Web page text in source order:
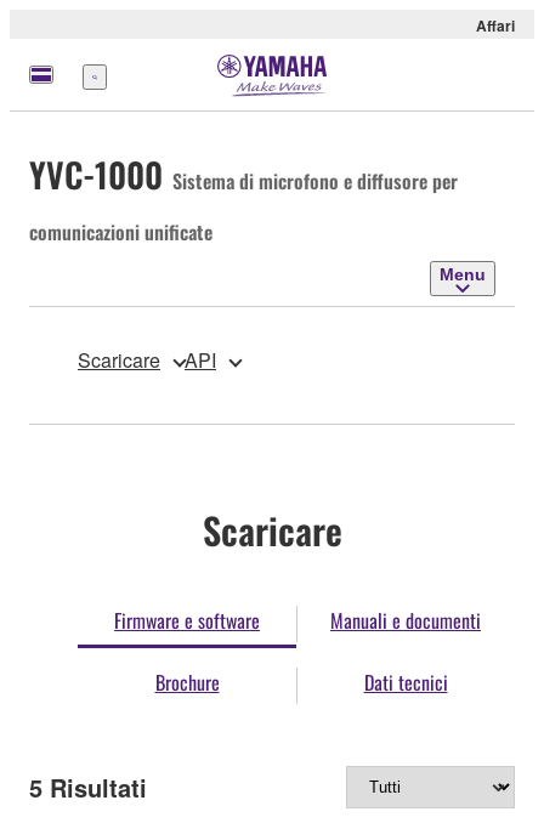
Affari
Menu
YVC-1000 Sistema di microfono e diffusore per
comunicazioni unificate
Menu
Scaricare API
Scaricare
Firmware e software Manuali e documenti
Brochure Dati tecnici
5 Risultati